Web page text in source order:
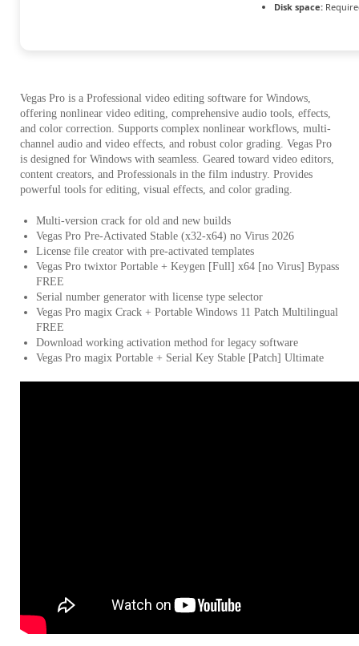
Disk space:
Vegas Pro is a Professional video editing software for Windows,
offering nonlinear video editing, comprehensive audio tools, effects,
and color correction. Supports complex nonlinear workflows, multi-
channel audio and video effects, and robust color grading. Vegas Pro
is designed for Windows with seamless. Geared toward video editors,
content creators, and Professionals in the film industry. Provides
powerful tools for editing, visual effects, and color grading.
Multi-version crack for old and new builds
Vegas Pro Pre-Activated Stable (x32-x64) no Virus 2026
License file creator with pre-activated templates
Vegas Pro twixtor Portable + Keygen [Full] x64 [no Virus] Bypass
FREE
Serial number generator with license type selector
Vegas Pro magix Crack + Portable Windows 11 Patch Multilingual
FREE
Download working activation method for legacy software
Vegas Pro magix Portable + Serial Key Stable [Patch] Ultimate